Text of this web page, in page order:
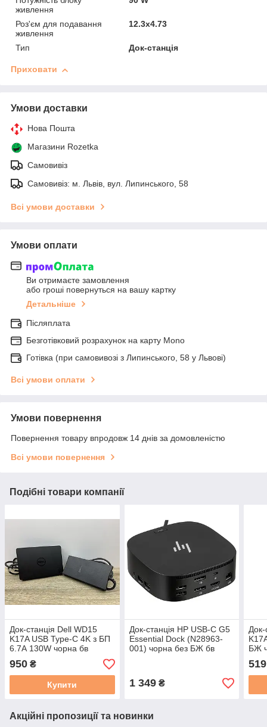
живлення
Роз'єм для подавання
живлення
12.3х4.73
Тип Док-станція
Приховати
Умови доставки
Нова Пошта
Магазини Rozetka
Самовивіз
Самовивіз: м. Львів, вул. Липинського, 58
Всі умови доставки
Умови оплати
Ви отримаєте замовлення
або гроші повернуться на вашу картку
Детальніше
Післяплата
Безготівковий розрахунок на карту Mono
Готівка (при самовивозі з Липинського, 58 у Львові)
Всі умови оплати
Умови повернення
Повернення товару впродовж 14 днів за домовленістю
Всі умови повернення
Подібні товари компанії
Док-станція Dell WD15
K17A USB Type-C 4K з БП
6.7А 130W чорна бв
950 ₴
Купити
Док-станція HP USB-C G5
Essential Dock (N28963-
001) чорна без БЖ бв
1 349₴
Док-
БЖ
519
Акційні пропозиції та новинки